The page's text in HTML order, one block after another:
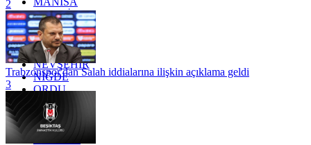
MARDİN
MERSİN
MUĞLA
MUŞ
NEVŞEHİR
NİĞDE
ORDU
OSMANİYE
RİZE
SAKARYA
2
Trabzonspor'dan Salah iddialarına ilişkin açıklama geldi
3